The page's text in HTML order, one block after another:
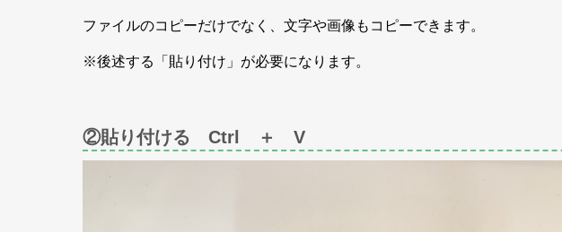
ファイルのコピーだけでなく、文字や画像もコピーできます。
※後述する「貼り付け」が必要になります。
②貼り付ける Ctrl ＋ V